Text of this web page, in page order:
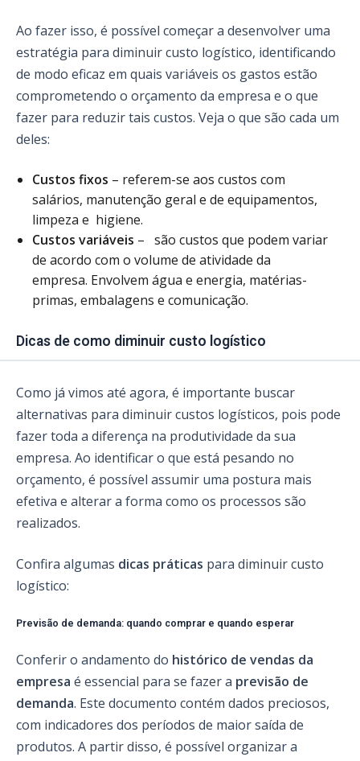
Ao fazer isso, é possível começar a desenvolver uma
estratégia para diminuir custo logístico, identificando
de modo eficaz em quais variáveis os gastos estão
comprometendo o orçamento da empresa e o que
fazer para reduzir tais custos. Veja o que são cada um
deles:
Custos fixos – referem-se aos custos com
salários, manutenção geral e de equipamentos,
limpeza e higiene.
Custos variáveis – são custos que podem variar
de acordo com o volume de atividade da
empresa. Envolvem água e energia, matérias-
primas, embalagens e comunicação.
Dicas de como diminuir custo logístico
Como já vimos até agora, é importante buscar
alternativas para diminuir custos logísticos, pois pode
fazer toda a diferença na produtividade da sua
empresa. Ao identificar o que está pesando no
orçamento, é possível assumir uma postura mais
efetiva e alterar a forma como os processos são
realizados.
Confira algumas dicas práticas para diminuir custo
logístico:
Previsão de demanda: quando comprar e quando esperar
Conferir o andamento do histórico de vendas da
empresa é essencial para se fazer a previsão de
demanda. Este documento contém dados preciosos,
com indicadores dos períodos de maior saída de
produtos. A partir disso, é possível organizar a